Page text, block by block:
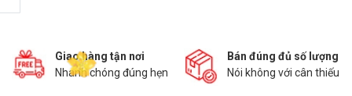
tận nơi
đúng hẹn
Bán đúng đủ số lượng
Nói không với cân thiếu
Sản
Được lấy